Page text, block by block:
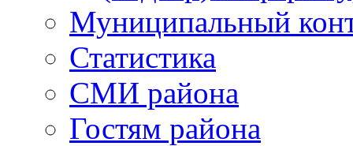
Муниципальный
Статистика
СМИ района
Гостям района